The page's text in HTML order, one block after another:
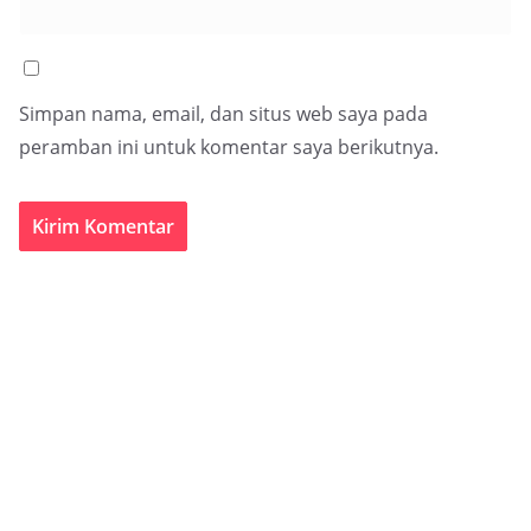
Simpan nama, email, dan situs web saya pada
peramban ini untuk komentar saya berikutnya.